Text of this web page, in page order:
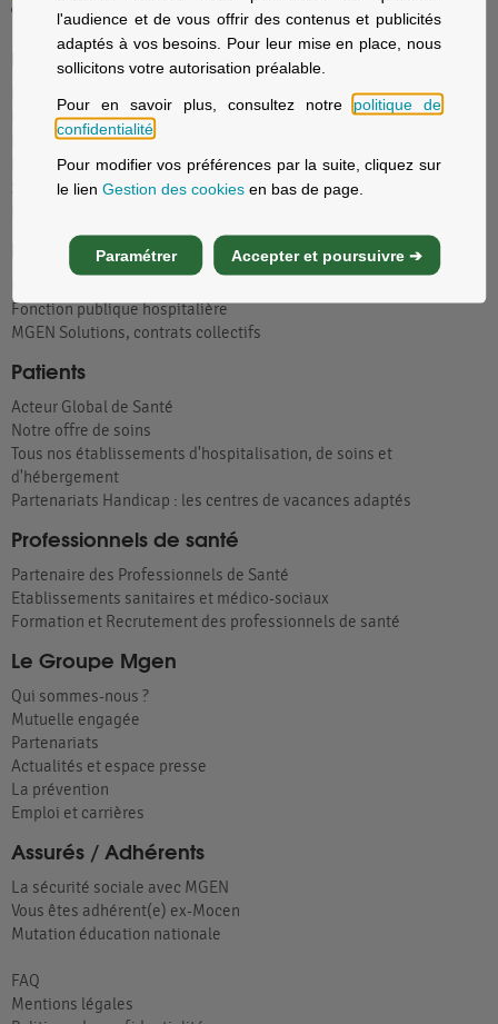
l'audience et de vous offrir des contenus et publicités
adaptés à vos besoins. Pour leur mise en place, nous
sollicitons votre autorisation préalable.
Pour en savoir plus, consultez notre politique de
confidentialité
Pour modifier vos préférences par la suite, cliquez sur
le lienGestion des cookies en bas de page.
Paramétrer Accepter et poursuivre ➔
Particuliers
Nos offres santé et prévoyance
Nos offres assurance voyage
Nos offres assurance immobilier
Nos offres assurance prévoyance
Solutions d’épargne et retraite
Employeurs
Fonction publique hospitalière
MGEN Solutions, contrats collectifs
Patients
Acteur Global de Santé
Notre offre de soins
Tous nos établissements d'hospitalisation, de soins et
d'hébergement
Partenariats Handicap : les centres de vacances adaptés
Professionnels de santé
Partenaire des Professionnels de Santé
Etablissements sanitaires et médico-sociaux
Formation et Recrutement des professionnels de santé
Le Groupe Mgen
Qui sommes-nous ?
Mutuelle engagée
Partenariats
Actualités et espace presse
La prévention
Emploi et carrières
Assurés / Adhérents
La sécurité sociale avec MGEN
Vous êtes adhérent(e) ex-Mocen
Mutation éducation nationale
FAQ
Mentions légales